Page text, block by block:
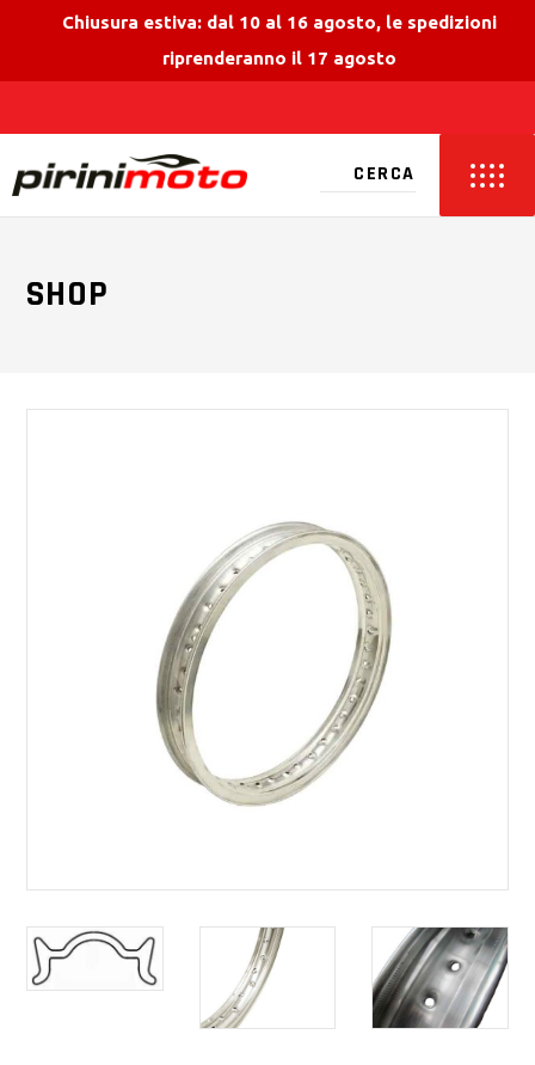
Chiusura estiva: dal 10 al 16 agosto, le spedizioni
riprenderanno il 17 agosto
SHOP